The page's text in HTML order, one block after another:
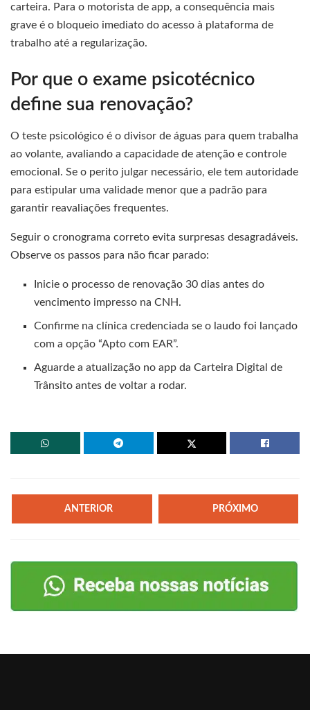
carteira. Para o motorista de app, a consequência mais
grave é o bloqueio imediato do acesso à plataforma de
trabalho até a regularização.
Por que o exame psicotécnico
define sua renovação?
O teste psicológico é o divisor de águas para quem trabalha
ao volante, avaliando a capacidade de atenção e controle
emocional. Se o perito julgar necessário, ele tem autoridade
para estipular uma validade menor que a padrão para
garantir reavaliações frequentes.
Seguir o cronograma correto evita surpresas desagradáveis.
Observe os passos para não ficar parado:
Inicie o processo de renovação 30 dias antes do
vencimento impresso na CNH.
Confirme na clínica credenciada se o laudo foi lançado
com a opção “Apto com EAR”.
Aguarde a atualização no app da Carteira Digital de
Trânsito antes de voltar a rodar.
ANTERIOR PRÓXIMO